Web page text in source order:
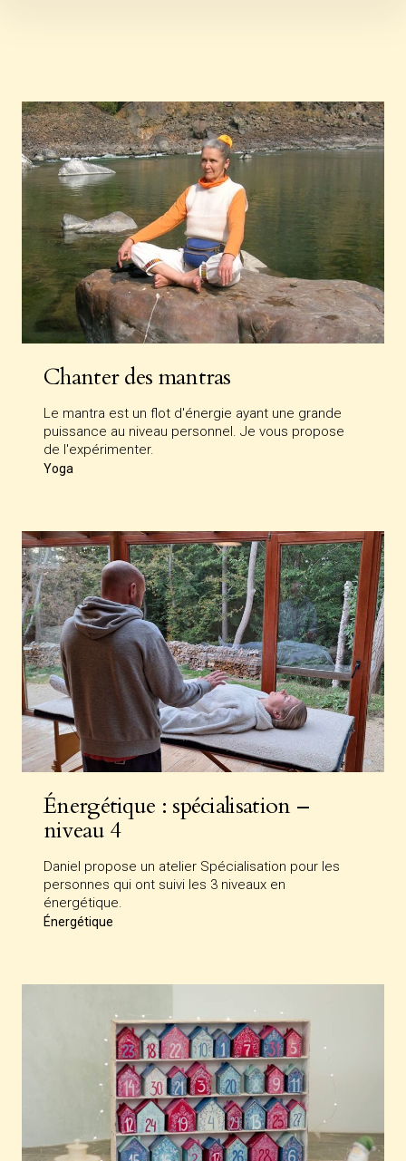
Chanter des mantras
Le mantra est un flot d'énergie ayant une grande
puissance au niveau personnel. Je vous propose
de l'expérimenter.
Yoga
Énergétique : spécialisation –
niveau 4
Daniel propose un atelier Spécialisation pour les
personnes qui ont suivi les 3 niveaux en
énergétique.
Énergétique